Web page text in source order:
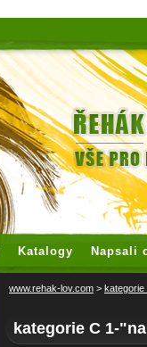
Katalogy Napsali
www.rehak-lov.com > kategorie
kategorie C 1-